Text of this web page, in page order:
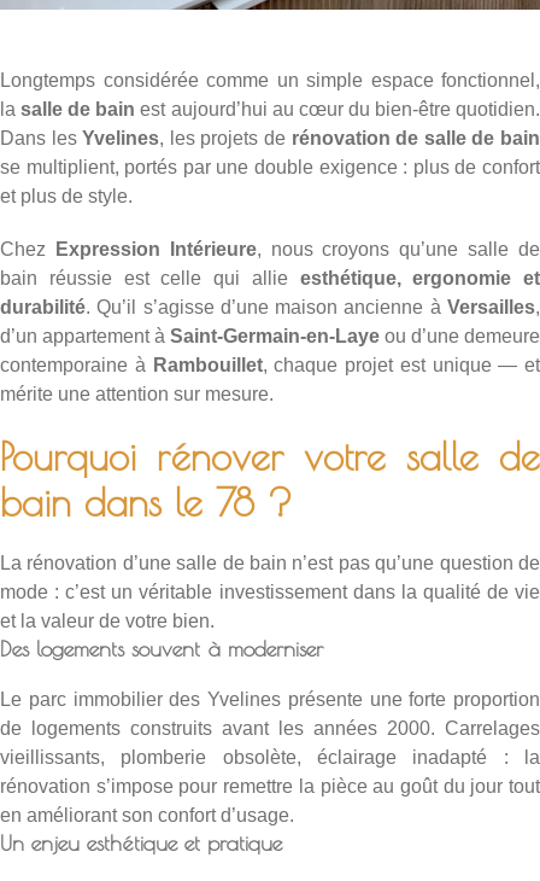
Longtemps considérée comme un simple espace fonctionnel,
lasalle de bain est aujourd’hui au cœur du bien-être quotidien.
Dans lesYvelines, les projets de rénovation de salle de bain
se multiplient, portés par une double exigence : plus de confort
et plus de style.
Chez Expression Intérieure, nous croyons qu’une salle de
bain réussie est celle qui allie esthétique, ergonomie et
durabilité. Qu’il s’agisse d’une maison ancienne à Versailles,
d’un appartement à Saint-Germain-en-Laye ou d’une demeure
contemporaine à Rambouillet, chaque projet est unique — et
mérite une attention sur mesure.
Pourquoi rénover votre salle de
bain dans le 78 ?
La rénovation d’une salle de bain n’est pas qu’une question de
mode : c’est un véritable investissement dans la qualité de vie
et la valeur de votre bien.
Des logements souvent à moderniser
Le parc immobilier des Yvelines présente une forte proportion
de logements construits avant les années 2000. Carrelages
vieillissants, plomberie obsolète, éclairage inadapté : la
rénovation s’impose pour remettre la pièce au goût du jour tout
en améliorant son confort d’usage.
Un enjeu esthétique et pratique